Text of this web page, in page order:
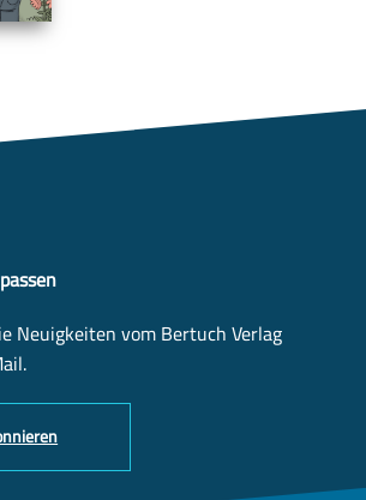
Neuigkeiten vom Bertuch Verlag